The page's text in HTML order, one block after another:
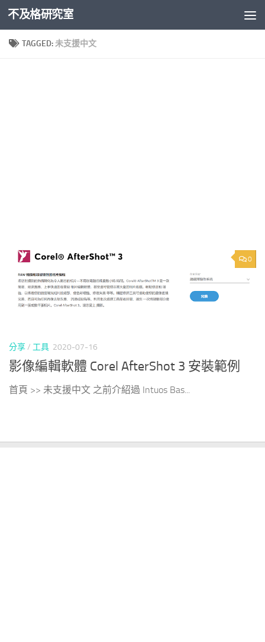
Skip to content
不及格研究室
TAGGED:未支援中文
0
分享/ 工具 2020-07-16
影像編輯軟體 Corel AfterShot 3 安裝範例
首頁 >> 未支援中文 之前介紹過 Intuos Bas...